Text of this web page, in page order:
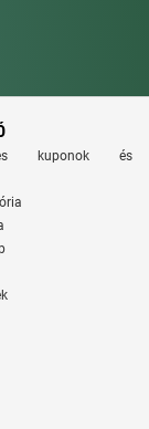
kuponok és